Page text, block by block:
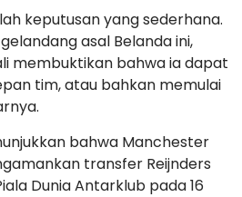
keputusan yang sederhana.
asal Belanda ini,
membuktikan bahwa ia dapat
tim, atau bahkan memulai
bahwa Manchester
transfer Reijnders
Dunia Antarklub pada 16